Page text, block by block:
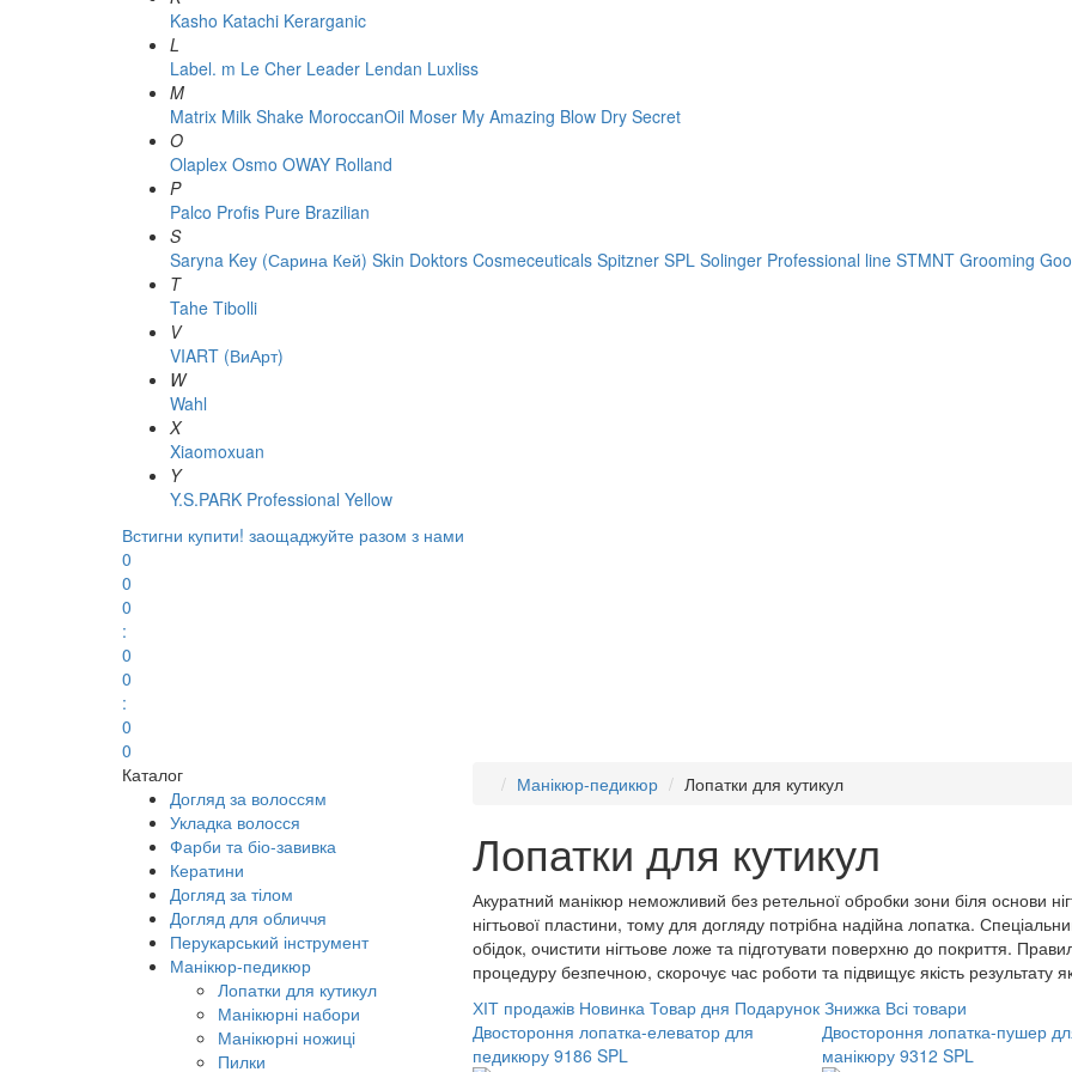
Kasho Katachi Kerarganic
L
Label. m Le Cher Leader Lendan Luxliss
M
Matrix Milk Shake MoroccanOil Moser My Amazing Blow Dry Secret
O
Olaplex Osmo OWAY Rolland
P
Palco Profis Pure Brazilian
S
Saryna Key (Сарина Кей) Skin Doktors Cosmeceuticals Spitzner SPL Solinger Professional line STMNT Grooming
T
Tahe Tibolli
V
VIART (ВиАрт)
W
Wahl
X
Xiaomoxuan
Y
Y.S.PARK Professional Yellow
Встигни купити! заощаджуйте разом з нами
0
0
0
:
0
0
:
0
0
Манікюр-педикюр
Лопатки для кутикул
Лопатки для кутикул
Акуратний манікюр неможливий без ретельної обробки зони біля основи
нігтьової пластини, тому для догляду потрібна надійна лопатка.
обідок, очистити нігтьове ложе та підготувати поверхню до покриття.
процедуру безпечною, скорочує час роботи та підвищує якість результату
ХІТ продажів Новинка Товар дня Подарунок Знижка Всі товари
Двостороння лопатка-елеватор для
педикюру 9186 SPL
Двостороння лопатка-пушер
манікюру 9312 SPL
Каталог
Догляд за волоссям
Укладка волосся
Фарби та біо-завивка
Кератини
Догляд за тілом
Догляд для обличчя
Перукарський інструмент
Манікюр-педикюр
Лопатки для кутикул
Манікюрні набори
Манікюрні ножиці
Пилки